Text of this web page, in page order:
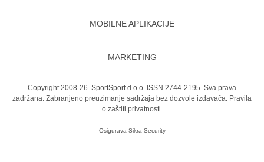
MOBILNE APLIKACIJE
MARKETING
Copyright 2008-26. SportSport d.o.o. ISSN 2744-2195. Sva prava
zadržana. Zabranjeno preuzimanje sadržaja bez dozvole izdavača. Pravila
o zaštiti privatnosti.
Osigurava Sikra Security